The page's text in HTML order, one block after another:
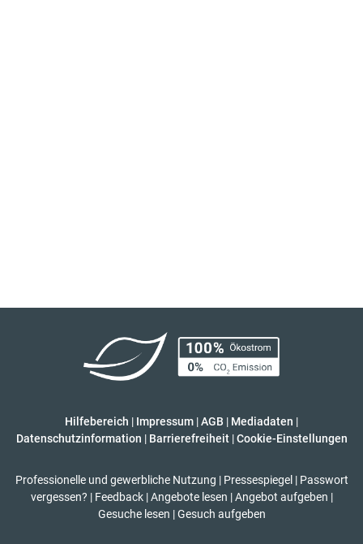
Hilfebereich | Impressum |AGB | Mediadaten |
Datenschutzinformation | Barrierefreiheit | Cookie-Einstellungen
Professionelle und gewerbliche Nutzung | Pressespiegel | Passwort
vergessen? | Feedback | Angebote lesen | Angebot aufgeben |
Gesuche lesen | Gesuch aufgeben